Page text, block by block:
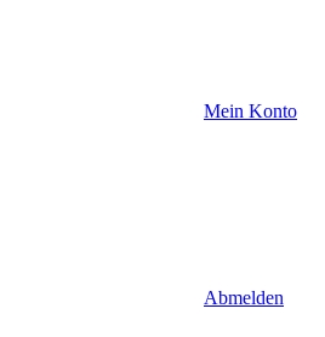
Mein Konto
Abmelden